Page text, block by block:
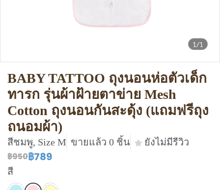
1/1
BABY TATTOO ถุงนอนห่อตัวเด็ก
ทารก รุ่นผ้าฝ้ายตาข่าย Mesh
Cotton ถุงนอนกันสะดุ้ง (แถมฟรีถุง
ถนอมผ้า)
สีชมพู, Size M ขายแล้ว 0 ชิ้น ยังไม่มีรีวิว
฿950฿789
สี